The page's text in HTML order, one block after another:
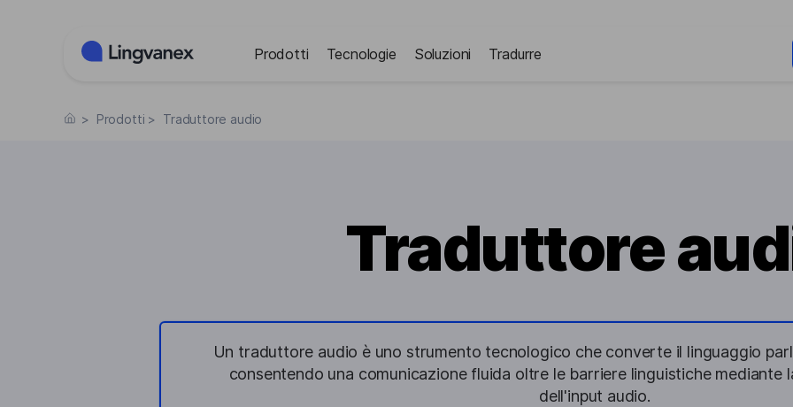
Prodotti Tecnologie Soluzioni Tradurre
> Prodotti > Traduttore audio
Traduttore
Un traduttore audio è uno strumento tecnologico che converte il linguaggio
consentendo una comunicazione fluida oltre le barriere linguistiche mediante
dell'input audio.